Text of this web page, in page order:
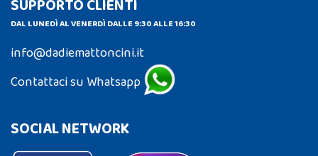
SUPPORTO CLIENTI
DAL LUNEDÌ AL VENERDÌ DALLE 9:30 ALLE 16:30
info@dadiemattoncini.it
Contattaci su Whatsapp
SOCIAL NETWORK